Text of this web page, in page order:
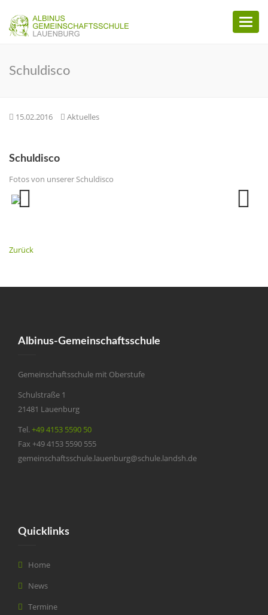
Toggle
Schuldisco
15.02.2016 Aktuelles
Schuldisco
Fotos von unserer Schuldisco
Zurück
Albinus-Gemeinschaftsschule
Gemeinschaftsschule mit Oberstufe
Schulstraße 1
21481 Lauenburg
Tel.+49 4153 5590 50
Fax +49 4153 5590 555
gemeinschaftsschule.lauenburg@schule.landsh.de
Quicklinks
Home
News
Termine